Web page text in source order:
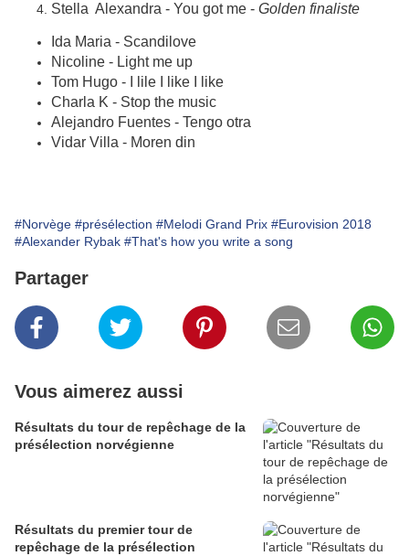
Stella Alexandra - You got me - Golden finaliste
Ida Maria - Scandilove
Nicoline - Light me up
Tom Hugo - I lile I like I like
Charla K - Stop the music
Alejandro Fuentes - Tengo otra
Vidar Villa - Moren din
#Norvège #présélection #Melodi Grand Prix #Eurovision 2018
#Alexander Rybak #That's how you write a song
Partager
Vous aimerez aussi
Résultats du tour de repêchage de la
présélection norvégienne
Résultats du premier tour de
repêchage de la présélection